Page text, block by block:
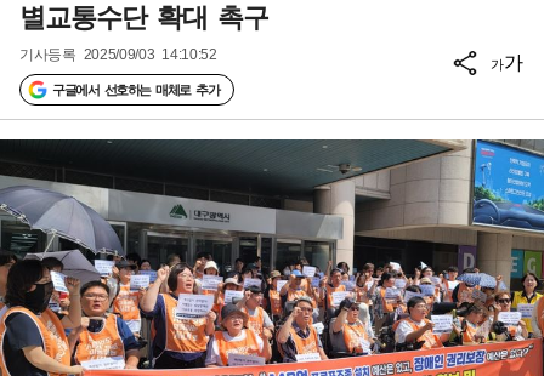
별교통수단 확대 촉구
기사등록 2025/09/03 14:10:52
구글에서 선호하는 매체로 추가
가가